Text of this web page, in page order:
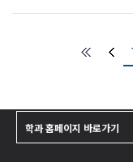
학과 홈페이지 바로가기